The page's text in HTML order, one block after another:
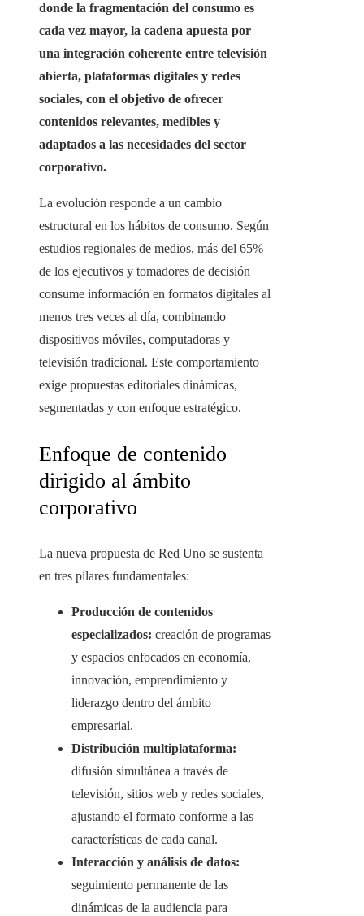
donde la fragmentación del consumo es
cada vez mayor, la cadena apuesta por
una integración coherente entre televisión
abierta, plataformas digitales y redes
sociales, con el objetivo de ofrecer
contenidos relevantes, medibles y
adaptados a las necesidades del sector
corporativo.
La evolución responde a un cambio
estructural en los hábitos de consumo. Según
estudios regionales de medios, más del 65%
de los ejecutivos y tomadores de decisión
consume información en formatos digitales al
menos tres veces al día, combinando
dispositivos móviles, computadoras y
televisión tradicional. Este comportamiento
exige propuestas editoriales dinámicas,
segmentadas y con enfoque estratégico.
Enfoque de contenido
dirigido al ámbito
corporativo
La nueva propuesta de Red Uno se sustenta
en tres pilares fundamentales:
Producción de contenidos
especializados: creación de programas
y espacios enfocados en economía,
innovación, emprendimiento y
liderazgo dentro del ámbito
empresarial.
Distribución multiplataforma:
difusión simultánea a través de
televisión, sitios web y redes sociales,
ajustando el formato conforme a las
características de cada canal.
Interacción y análisis de datos:
seguimiento permanente de las
dinámicas de la audiencia para